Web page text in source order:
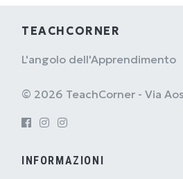
TEACHCORNER
L'angolo dell'Apprendimento
© 2026 TeachCorner - Via
INFORMAZIONI